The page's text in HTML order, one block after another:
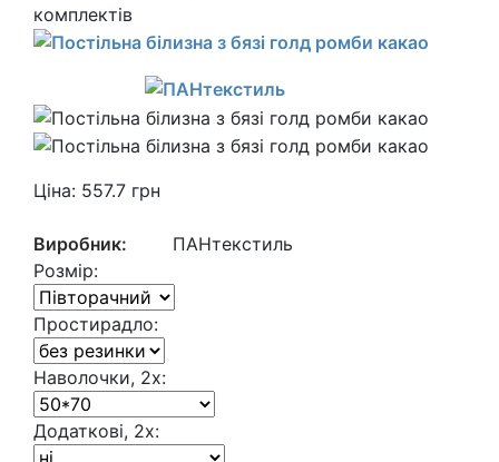
комплектів
Ціна: 557.7 грн
Виробник:
ПАНтекстиль
Розмір:
Простирадло:
Наволочки, 2х:
Додаткові, 2х: